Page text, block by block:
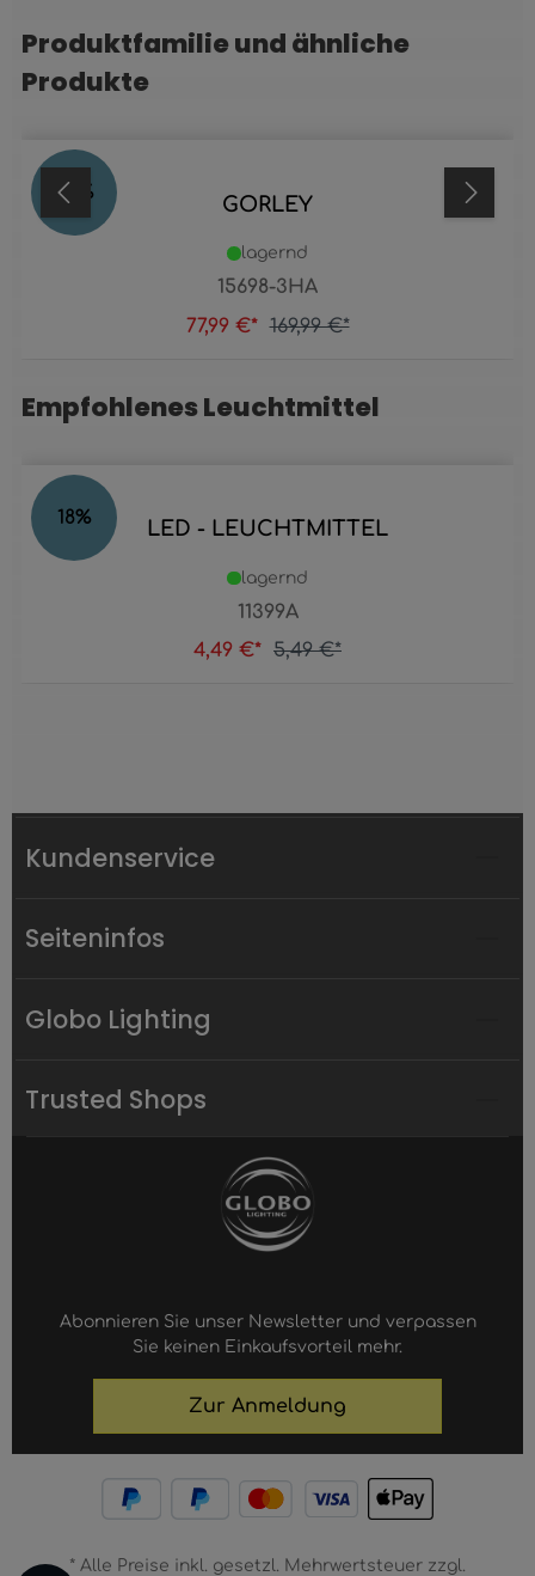
Produktgalerie überspringen
Produktfamilie und ähnliche
Produkte
54 % GORLEY
15698-3HA
lagernd
77,99 €* 169,99 €*
Produktgalerie überspringen
Empfohlenes Leuchtmittel
18% LED - LEUCHTMITTEL
11399A
lagernd
4,49 €* 5,49 €*
Kundenservice
Seiteninfos
Globo Lighting
Trusted Shops
Abonnieren Sie unser Newsletter und verpassen
Sie keinen Einkaufsvorteil mehr.
Zur Anmeldung
* Alle Preise inkl. gesetzl. Mehrwertsteuer zzgl.